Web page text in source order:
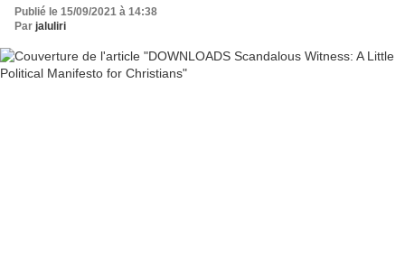
Publié le 15/09/2021 à 14:38
Par jaluliri